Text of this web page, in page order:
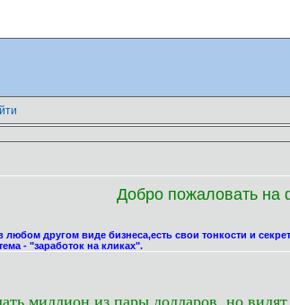
Добро пожаловать на
другом виде бизнеса,есть свои тонкости и
- "заработок на кликах".